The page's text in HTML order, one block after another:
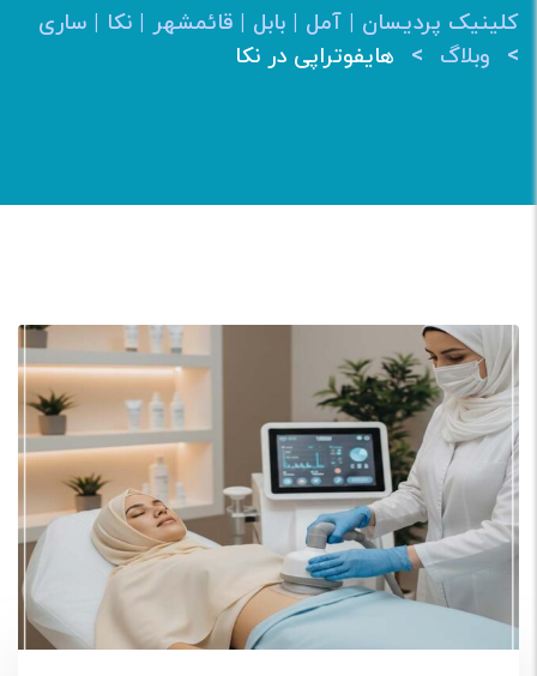
کلینیک پردیسان | آمل | بابل | قائمشهر | نکا | ساری
> وبلاگ > هایفوتراپی در نکا